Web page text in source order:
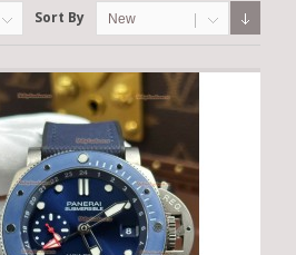
Sort By New